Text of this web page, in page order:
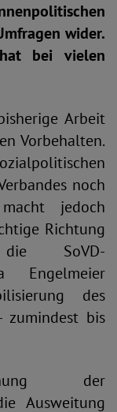
wider.
bei vielen
Arbeit
Vorbehalten.
noch
jedoch
Richtung
SoVD-
Engelmeier
des
zumindest bis
der
Ausweitung